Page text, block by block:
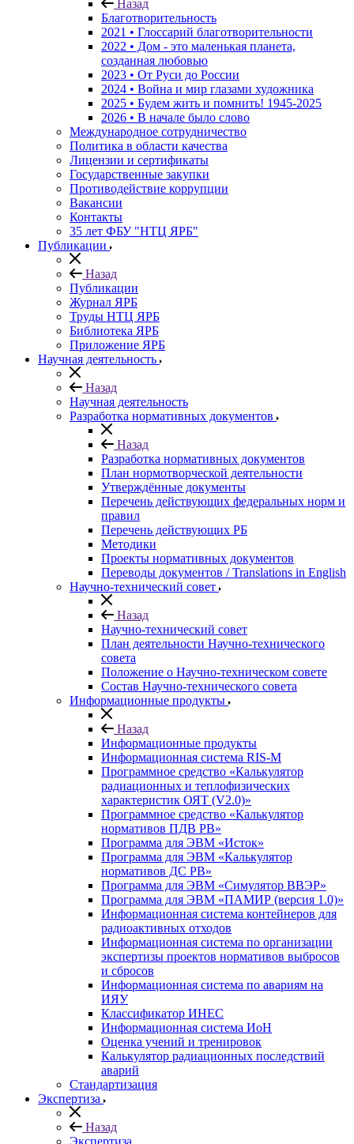
Назад
Благотворительность
2021 • Глоссарий благотворительности
2022 • Дом - это маленькая планета,
созданная любовью
2023 • От Руси до России
2024 • Война и мир глазами художника
2025 • Будем жить и помнить! 1945-2025
2026 • В начале было слово
Международное сотрудничество
Политика в области качества
Лицензии и сертификаты
Государственные закупки
Противодействие коррупции
Вакансии
Контакты
35 лет ФБУ "НТЦ ЯРБ"
Публикации
Назад
Публикации
Журнал ЯРБ
Труды НТЦ ЯРБ
Библиотека ЯРБ
Приложение ЯРБ
Научная деятельность
Назад
Научная деятельность
Разработка нормативных документов
Назад
Разработка нормативных документов
План нормотворческой деятельности
Утверждённые документы
Перечень действующих федеральных норм и
правил
Перечень действующих РБ
Методики
Проекты нормативных документов
Переводы документов / Translations in English
Научно-технический совет
Назад
Научно-технический совет
План деятельности Научно-технического
совета
Положение о Научно-техническом совете
Состав Научно-технического совета
Информационные продукты
Назад
Информационные продукты
Информационная система RIS-M
Программное средство «Калькулятор
радиационных и теплофизических
характеристик ОЯТ (V2.0)»
Программное средство «Калькулятор
нормативов ПДВ РВ»
Программа для ЭВМ «Исток»
Программа для ЭВМ «Калькулятор
нормативов ДС РВ»
Программа для ЭВМ «Симулятор ВВЭР»
Программа для ЭВМ «ПАМИР (версия 1.0)»
Информационная система контейнеров для
радиоактивных отходов
Информационная система по организации
экспертизы проектов нормативов выбросов
и сбросов
Информационная система по авариям на
ИЯУ
Классификатор ИНЕС
Информационная система ИоН
Оценка учений и тренировок
Калькулятор радиационных последствий
аварий
Стандартизация
Экспертиза
Назад
Экспертиза